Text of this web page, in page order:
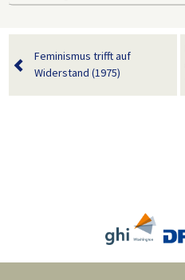
Feminismus trifft auf
Widerstand (1975)